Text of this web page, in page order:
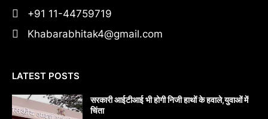
+91 11-44759719
Khabarabhitak4@gmail.com
LATEST POSTS
सरकारी आईटीआई भी होगी निजी हाथों के हवाले,युवाओं में
चिंता